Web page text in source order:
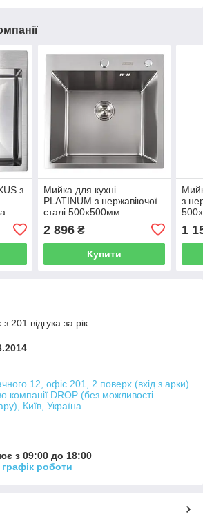
з
Мийка для кухні
PLATINUM з нержавіючої
сталі 500x500мм
квадратна матова 0.8мм
PLS-A41708
2 896₴
Купити
з
1
201 відгука за рік
12, офіс 201, 2 поверх (вхід з арки)
компанії DROP (без можливості
Київ, Україна
з 09:00 до 18:00
роботи